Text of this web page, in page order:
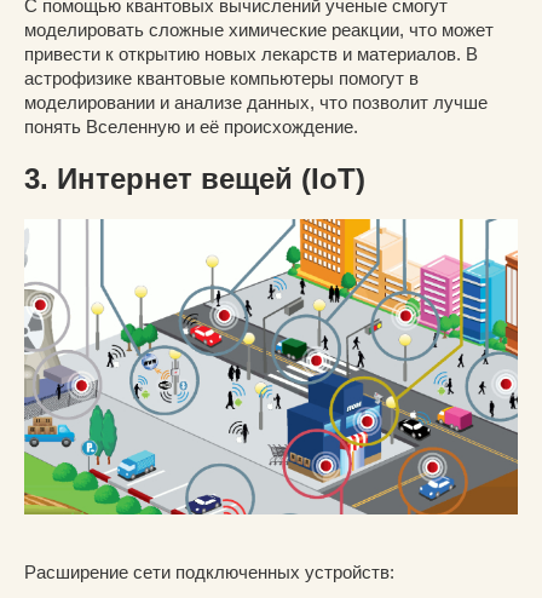
С помощью квантовых вычислений ученые смогут
моделировать сложные химические реакции, что может
привести к открытию новых лекарств и материалов. В
астрофизике квантовые компьютеры помогут в
моделировании и анализе данных, что позволит лучше
понять Вселенную и её происхождение.
3. Интернет вещей (IoT)
Расширение сети подключенных устройств: